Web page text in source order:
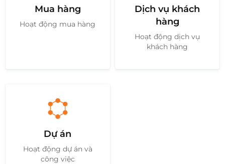
Mua hàng
Hoạt động mua hàng
Dịch vụ khách
hàng
Hoạt động dịch vụ
khách hàng
Dự án
Hoạt động dự án và
công việc